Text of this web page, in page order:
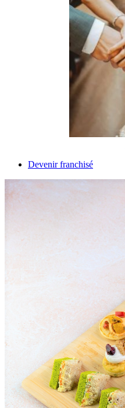
Devenir franchisé